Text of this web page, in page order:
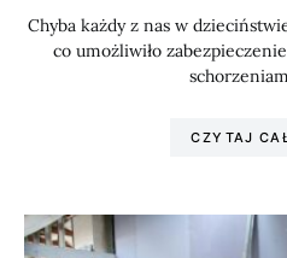
Chyba każdy z nas w
co umożliwiło
CZYTAJ